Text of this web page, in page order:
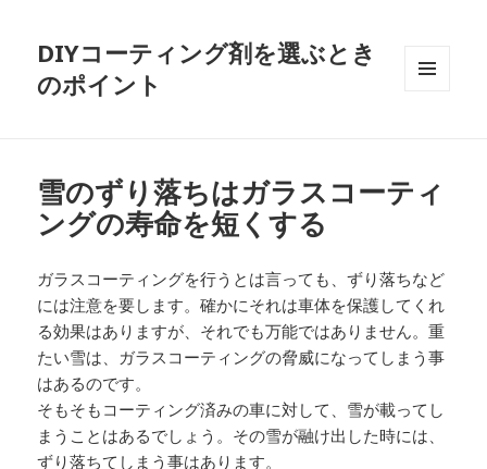
DIYコーティング剤を選ぶとき
のポイント
雪のずり落ちはガラスコーティ
ングの寿命を短くする
ガラスコーティングを行うとは言っても、ずり落ちなど
には注意を要します。確かにそれは車体を保護してくれ
る効果はありますが、それでも万能ではありません。重
たい雪は、ガラスコーティングの脅威になってしまう事
はあるのです。
そもそもコーティング済みの車に対して、雪が載ってし
まうことはあるでしょう。その雪が融け出した時には、
ずり落ちてしまう事はあります。